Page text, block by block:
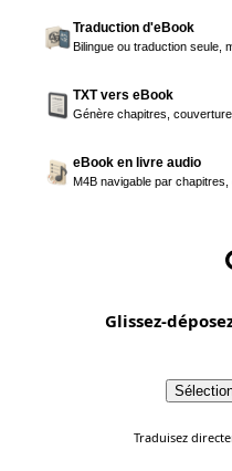
Traduction d'eBook
Bilingue ou traduction seule,
TXT vers eBook
Génère chapitres,
eBook en livre audio
M4B navigable par
Glissez-
Traduisez